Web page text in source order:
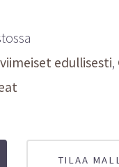
edullisesti
TILAA